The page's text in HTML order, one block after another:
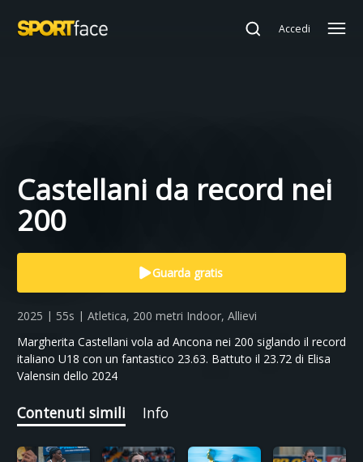
Accedi
Castellani da record nei
200
Guarda gratis
2025 | 55s | Atletica, 200 metri Indoor, Allievi
Margherita Castellani vola ad Ancona nei 200 siglando il record
italiano U18 con un fantastico 23.63. Battuto il 23.72 di Elisa
Valensin dello 2024
Contenuti simili Info